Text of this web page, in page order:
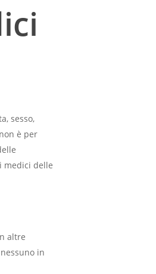
sesso,
è per
medici delle
altre
in